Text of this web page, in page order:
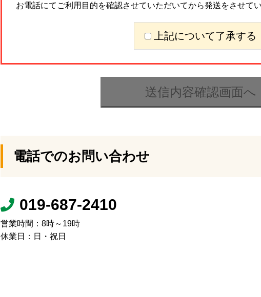
お電話にてご利用目的を確認させていただいてから発送をさせて
上記について了承する
電話でのお問い合わせ
019-687-2410
営業時間：8時～19時
休業日：日・祝日